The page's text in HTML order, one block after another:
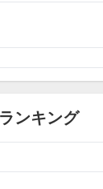
ンキング